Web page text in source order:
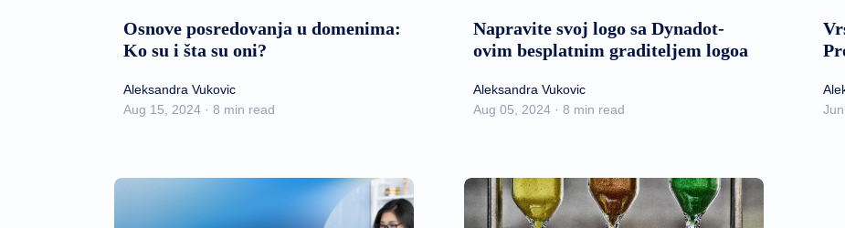
Osnove posredovanja u domenima:
Ko su i šta su oni?
Aleksandra Vukovic
Aug 15, 2024 · 8 min read
Napravite svoj logo sa Dynadot-
ovim besplatnim graditeljem logoa
Aleksandra Vukovic
Aug 05, 2024 · 8 min read